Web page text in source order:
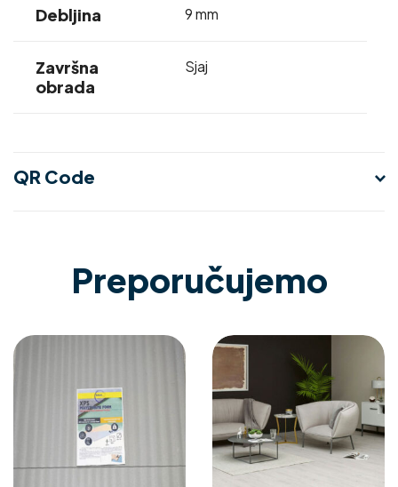
Debljina 9 mm
Završna
obrada
Sjaj
QR Code
Preporučujemo